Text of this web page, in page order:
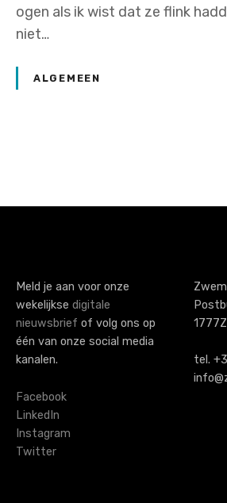
ogen als ik wist dat ze flink
niet…
ALGEMEEN
o
s
n
a
i
g
a
Meld je aan voor onze
wekelijkse digitale
nieuwsbrief of volg ons op
één van onze social media
kanalen.
Facebook
LinkedIn
Instagram
Twitter
tel.